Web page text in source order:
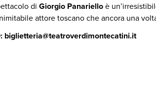
di Giorgio Panarielloè
attore toscano che ancora una
biglietteria@teatroverdimontecatini.it